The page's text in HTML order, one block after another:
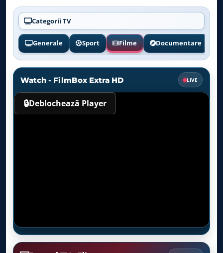
Categorii TV
Generale Sport Filme Documentare
Watch - FilmBox Extra HD LIVE
🔒Deblochează Player